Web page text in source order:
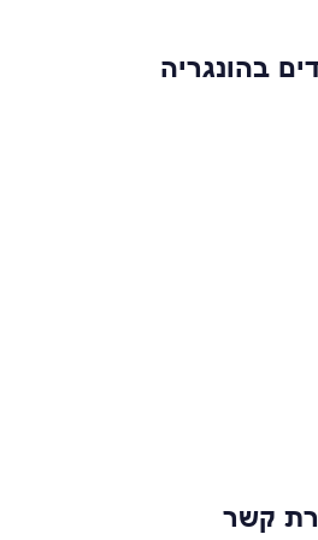
בהונגריה
קשר